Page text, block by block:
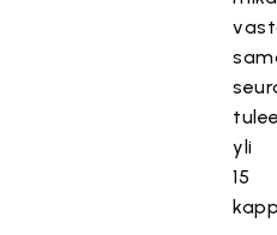
tulee
yli
15